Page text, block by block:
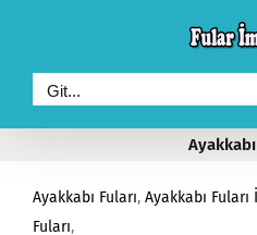
content
Git...
Ayakkabı Fuları, Ayakkabı Fuları
Fuları,